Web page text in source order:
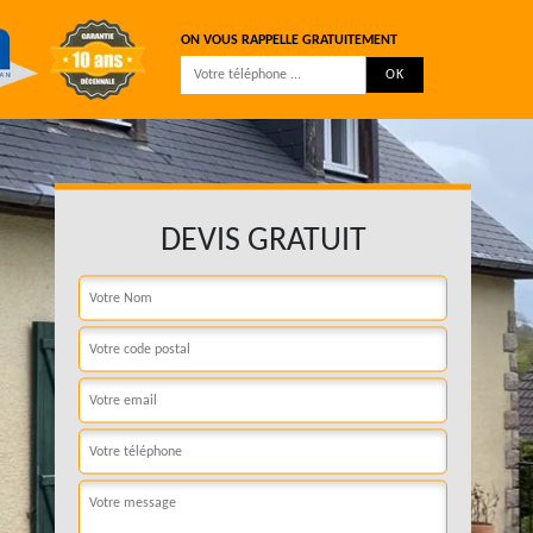
ON VOUS RAPPELLE GRATUITEMENT
DEVIS GRATUIT